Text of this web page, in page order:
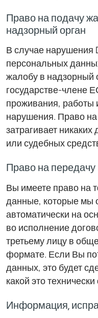
Право на подачу
надзорный орган
В случае нарушения
персональных
жалобу в надзорный
государстве-члене
проживания, работы
нарушения. Право
затрагивает
или судебных
Право на
Вы имеете право на
данные, которые мы
автоматически на
во исполнение
третьему лицу в
формате. Если Вы
данных, это будет
какой это
Информация,